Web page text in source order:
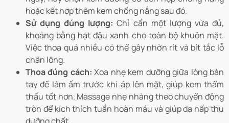
hoặc kết hợp thêm kem chống nắng sau đó.
Sử dụng đúng lượng: Chỉ cần một lượng vừa đủ,
khoảng bằng hạt đậu xanh cho toàn bộ khuôn mặt.
Việc thoa quá nhiều có thể gây nhờn rít và bít tắc lỗ
chân lông.
Thoa đúng cách: Xoa nhẹ kem dưỡng giữa lòng bàn
tay để làm ấm trước khi áp lên mặt, giúp kem thẩm
thấu tốt hơn. Massage nhẹ nhàng theo chuyển động
tròn để kích thích tuần hoàn máu và giúp da hấp thụ